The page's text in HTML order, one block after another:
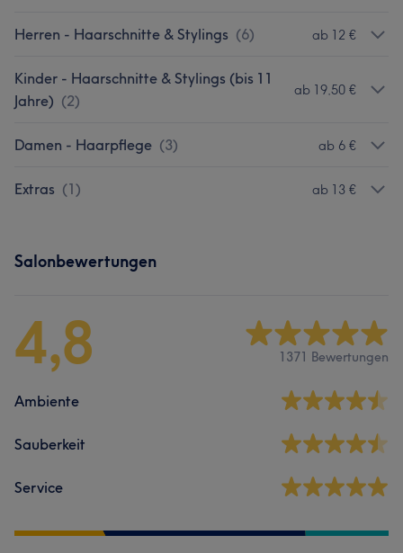
Herren - Haarschnitte & Stylings (6) ab 12 €
Kinder - Haarschnitte & Stylings (bis 11
Jahre) (2)
ab 19,50 €
Damen - Haarpflege (3) ab 6 €
Extras (1) ab 13 €
Salonbewertungen
4,8 1371 Bewertungen
Ambiente
Sauberkeit
Service